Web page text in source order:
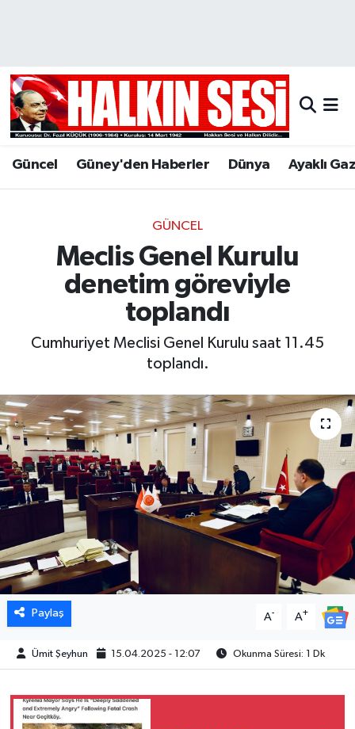
Güncel Güney'den Haberler Dünya Ayaklı
GÜNCEL
Meclis Genel Kurulu
denetim göreviyle
toplandı
Cumhuriyet Meclisi Genel Kurulu saat 11.45
toplandı.
Paylaş A- A+
Ümit Şeyhun 15.04.2025 - 12:07 Okunma Süresi: 1 Dk
Hava Durumu
Trafik Durumu
Son Dakika Haberleri